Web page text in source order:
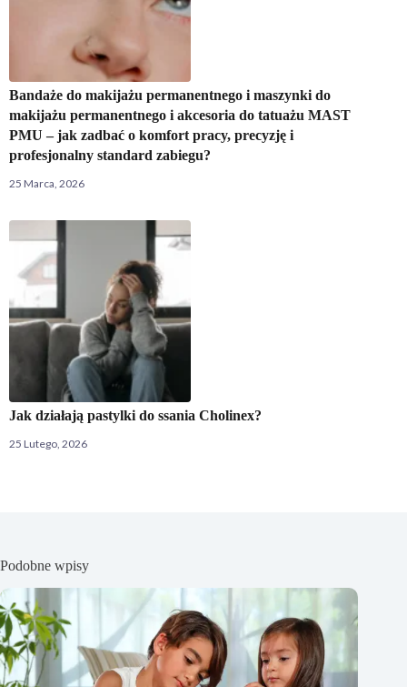
Bandaże do makijażu permanentnego i maszynki do
makijażu permanentnego i akcesoria do tatuażu MAST
PMU – jak zadbać o komfort pracy, precyzję i
profesjonalny standard zabiegu?
25 Marca, 2026
Jak działają pastylki do ssania Cholinex?
25 Lutego, 2026
Podobne wpisy